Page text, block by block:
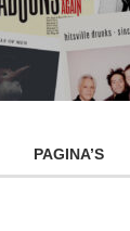
PAGINA’S